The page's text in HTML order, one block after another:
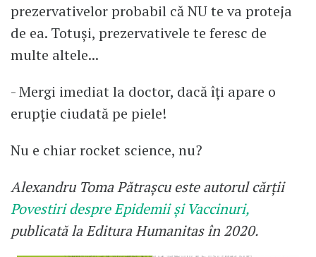
prezervativelor probabil că NU te va proteja
de ea. Totuși, prezervativele te feresc de
multe altele...
- Mergi imediat la doctor, dacă îți apare o
erupție ciudată pe piele!
Nu e chiar rocket science, nu?
Alexandru Toma Pătrașcu este autorul cărții
Povestiri despre Epidemii și Vaccinuri,
publicată la Editura Humanitas în 2020.